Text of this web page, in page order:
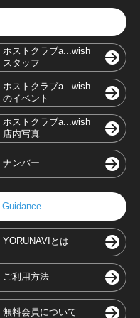
ホストクラブa...wish
スタッフ
ホストクラブa...wish
のイベント
ホストクラブa...wish
店内写真
ナンバー
Guidance
YORUNAVIとは
ご利用方法
無料会員について